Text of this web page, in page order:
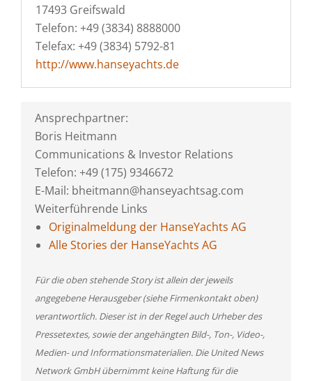
17493 Greifswald
Telefon: +49 (3834) 8888000
Telefax: +49 (3834) 5792-81
http://www.hanseyachts.de
Ansprechpartner:
Boris Heitmann
Communications & Investor Relations
Telefon: +49 (175) 9346672
E-Mail: bheitmann@hanseyachtsag.com
Weiterführende Links
Originalmeldung der HanseYachts AG
Alle Stories der HanseYachts AG
Für die oben stehende Story ist allein der jeweils
angegebene Herausgeber (siehe Firmenkontakt oben)
verantwortlich. Dieser ist in der Regel auch Urheber des
Pressetextes, sowie der angehängten Bild-, Ton-, Video-,
Medien- und Informationsmaterialien. Die United News
Network GmbH übernimmt keine Haftung für die